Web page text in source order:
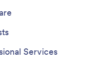
Services